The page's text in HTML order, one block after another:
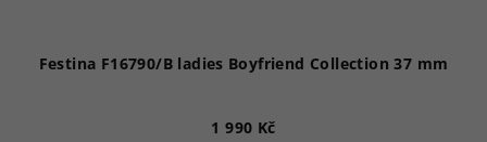
Festina F16790/B ladies Boyfriend Collection 37 mm
1 990 Kč